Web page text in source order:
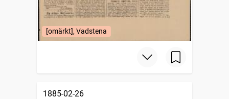
[omärkt], Vadstena
1885-02-26